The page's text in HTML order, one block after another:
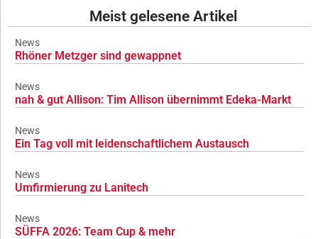
Meist gelesene Artikel
News
Rhöner Metzger sind gewappnet
News
nah & gut Allison: Tim Allison übernimmt Edeka-Markt
News
Ein Tag voll mit leidenschaftlichem Austausch
News
Umfirmierung zu Lanitech
News
SÜFFA 2026: Team Cup & mehr